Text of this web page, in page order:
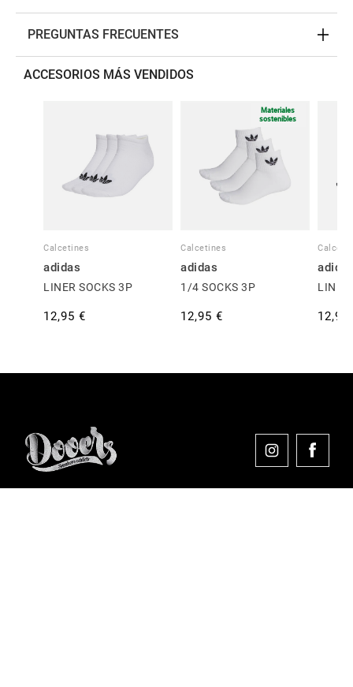
PREGUNTAS FRECUENTES
ACCESORIOS MÁS VENDIDOS
Calcetines
adidas
LINER SOCKS 3P
12,95 €
Materiales
sostenibles
Calcetines
adidas
1/4 SOCKS 3P
12,95 €
LINER
12,95